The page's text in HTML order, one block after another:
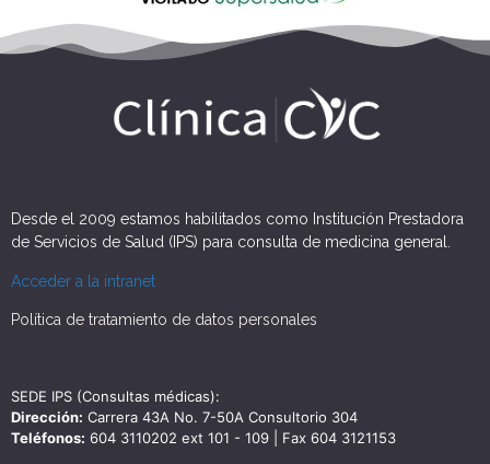
Desde el 2009 estamos habilitados como Institución Prestadora
de Servicios de Salud (IPS) para consulta de medicina general.
Acceder a la intranet
Política de tratamiento de datos personales
SEDE IPS (Consultas médicas):
Dirección: Carrera 43A No. 7-50A Consultorio 304
Teléfonos: 604 3110202 ext 101 - 109 | Fax 604 3121153